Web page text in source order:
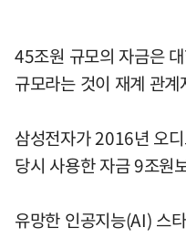
45조원 규모의 자금은
규모라는 것이 재계 관
삼성전자가 2016년 오
당시 사용한 자금 9조원
유망한 인공지능(AI) 스